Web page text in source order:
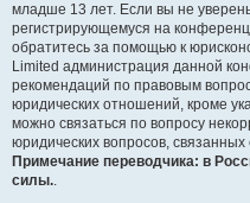
младше 13 лет. Если вы не
регистрирующемуся на
обратитесь за помощью к
Limited администрация данной
рекомендаций по правовым
юридических отношений, кроме
можно связаться по вопросу
юридических вопросов,
Примечание переводчика: в
силы..